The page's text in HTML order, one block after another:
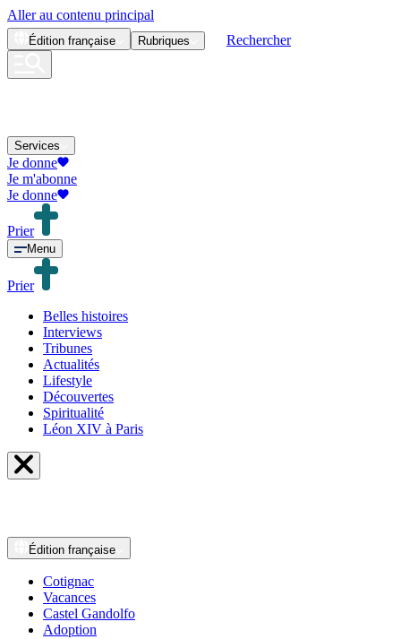
Aller au contenu principal
Édition française Rubriques Rechercher
Services
Je donne
Je m'abonne
Je donne
Prier
Menu
Prier
Belles histoires
Interviews
Tribunes
Actualités
Lifestyle
Découvertes
Spiritualité
Léon XIV à Paris
Édition française
Cotignac
Vacances
Castel Gandolfo
Adoption